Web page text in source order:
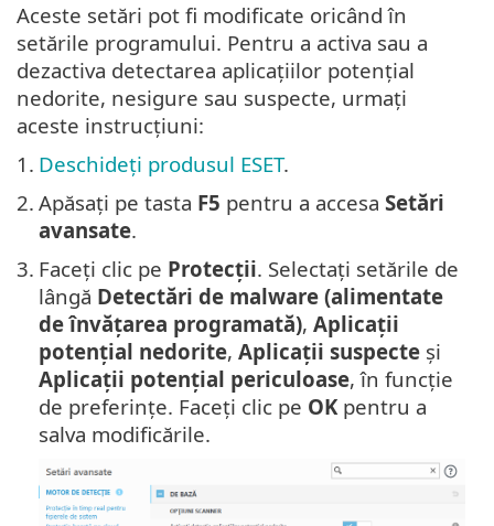
Aceste setări pot fi modificate oricând în
setările programului. Pentru a activa sau a
dezactiva detectarea aplicațiilor potențial
nedorite, nesigure sau suspecte, urmați
aceste instrucțiuni:
1. Deschideți produsul ESET.
2. Apăsați pe tasta F5 pentru a accesa Setări
avansate.
3. Faceți clic pe Protecții. Selectați setările de
lângă Detectări de malware (alimentate
de învățarea programată), Aplicații
potențial nedorite, Aplicații suspecte și
Aplicații potențial periculoase, în funcție
de preferințe. Faceți clic pe OKpentru a
salva modificările.